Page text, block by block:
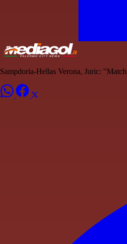
Sampdoria-Hellas Verona, Juric: